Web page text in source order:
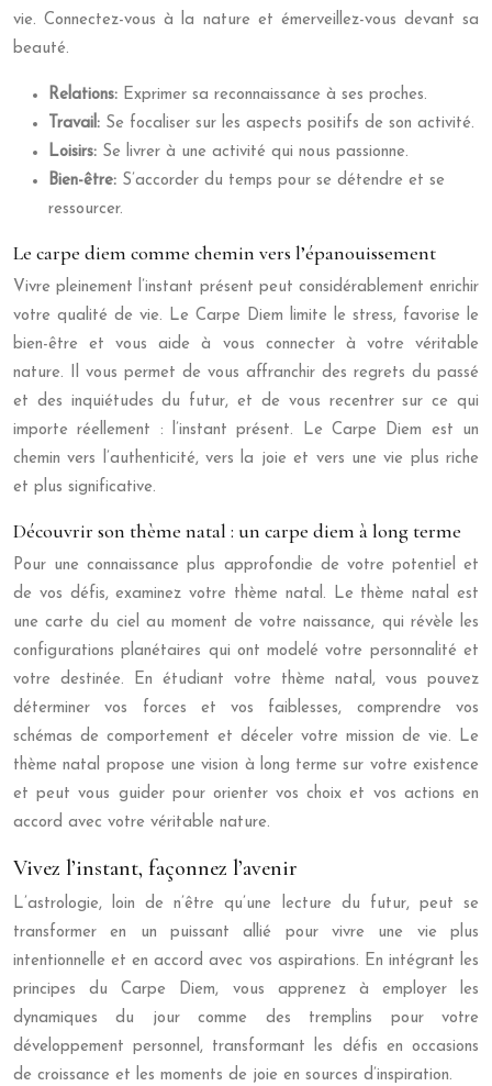
vie. Connectez-vous à la nature et émerveillez-vous devant sa
beauté.
Relations: Exprimer sa reconnaissance à ses proches.
Travail: Se focaliser sur les aspects positifs de son activité.
Loisirs: Se livrer à une activité qui nous passionne.
Bien-être: S’accorder du temps pour se détendre et se
ressourcer.
Le carpe diem comme chemin vers l’épanouissement
Vivre pleinement l’instant présent peut considérablement enrichir
votre qualité de vie. Le Carpe Diem limite le stress, favorise le
bien-être et vous aide à vous connecter à votre véritable
nature. Il vous permet de vous affranchir des regrets du passé
et des inquiétudes du futur, et de vous recentrer sur ce qui
importe réellement : l’instant présent. Le Carpe Diem est un
chemin vers l’authenticité, vers la joie et vers une vie plus riche
et plus significative.
Découvrir son thème natal : un carpe diem à long terme
Pour une connaissance plus approfondie de votre potentiel et
de vos défis, examinez votre thème natal. Le thème natal est
une carte du ciel au moment de votre naissance, qui révèle les
configurations planétaires qui ont modelé votre personnalité et
votre destinée. En étudiant votre thème natal, vous pouvez
déterminer vos forces et vos faiblesses, comprendre vos
schémas de comportement et déceler votre mission de vie. Le
thème natal propose une vision à long terme sur votre existence
et peut vous guider pour orienter vos choix et vos actions en
accord avec votre véritable nature.
Vivez l’instant, façonnez l’avenir
L’astrologie, loin de n’être qu’une lecture du futur, peut se
transformer en un puissant allié pour vivre une vie plus
intentionnelle et en accord avec vos aspirations. En intégrant les
principes du Carpe Diem, vous apprenez à employer les
dynamiques du jour comme des tremplins pour votre
développement personnel, transformant les défis en occasions
de croissance et les moments de joie en sources d’inspiration.